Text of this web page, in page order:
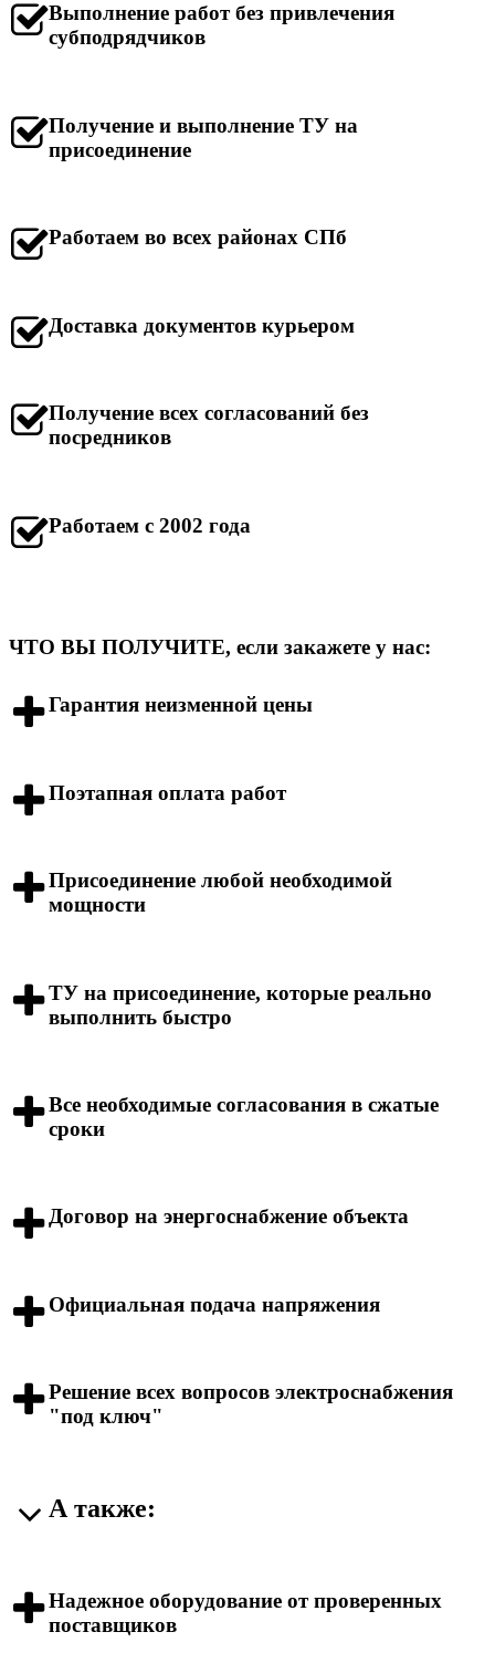
Выполнение работ без привлечения
субподрядчиков
Получение и выполнение ТУ на
присоединение
Работаем во всех районах СПб
Доставка документов курьером
Получение всех согласований без
посредников
Работаем с 2002 года
ЧТО ВЫ ПОЛУЧИТЕ, если закажете у нас:
Гарантия неизменной цены
Поэтапная оплата работ
Присоединение любой необходимой
мощности
ТУ на присоединение, которые реально
выполнить быстро
Все необходимые согласования в сжатые
сроки
Договор на энергоснабжение объекта
Официальная подача напряжения
Решение всех вопросов электроснабжения
"под ключ"
А также:
Надежное оборудование от проверенных
поставщиков